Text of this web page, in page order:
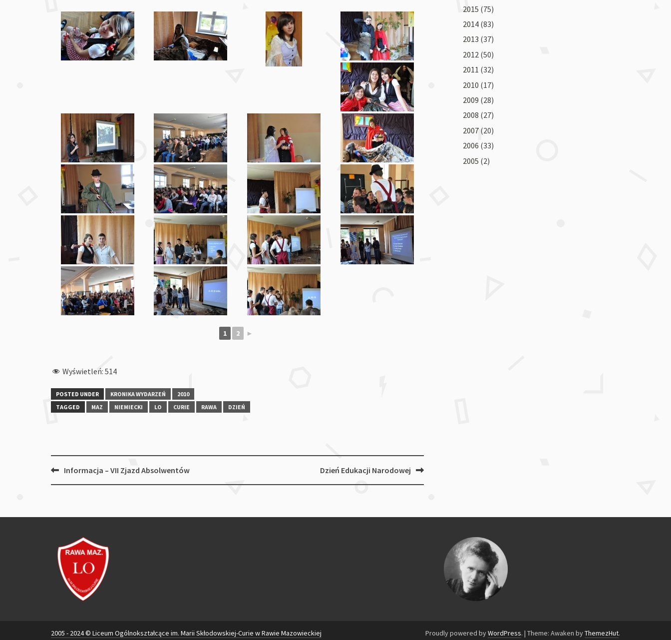
1 2 ►
Wyświetleń: 514
POSTED UNDER KRONIKA WYDARZEŃ
2010
TAGGED
MAZ NIEMIECKI LO CURIE RAWA DZIEŃ
PostInformacja – VII Zjazd Absolwentów Dzień Edukacji Narodowej
2015 (75)
2014 (83)
2013 (37)
2012 (50)
2011 (32)
2010 (17)
2009 (28)
2008 (27)
2007 (20)
2006 (33)
2005 (2)
2005 - 2024 © Liceum Ogólnokształcące im. Marii Skłodowskiej-Curie w Rawie Mazowieckiej Proudly powered byWordPress. | Theme: Awaken byThemezHut.